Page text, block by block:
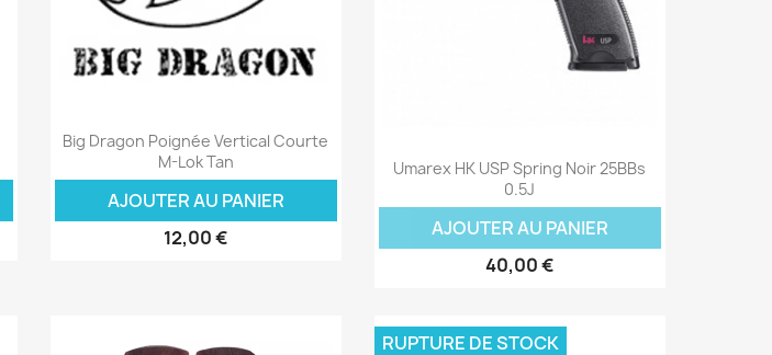
 Aperçu rapide
Big Dragon Poignée Vertical Courte
M-Lok Tan
AJOUTER AU PANIER
12,00 €
Aperçu rapide
Umarex HK USP Spring Noir 25BBs
0.5J
AJOUTER AU PANIER
40,00 €
RUPTURE DE STOCK